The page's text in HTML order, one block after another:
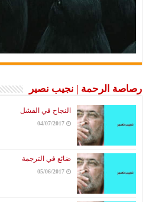
رصاصة الرحمة | نجيب نصير
النجاح في الفشل
04/07/2017
ضائع في الترجمة
05/06/2017